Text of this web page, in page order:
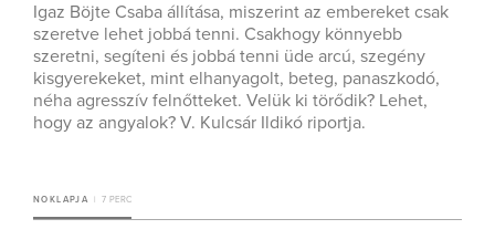
Igaz Böjte Csaba állítása, miszerint az embereket csak
szeretve lehet jobbá tenni. Csakhogy könnyebb
szeretni, segíteni és jobbá tenni üde arcú, szegény
kisgyerekeket, mint elhanyagolt, beteg, panaszkodó,
néha agresszív felnőtteket. Velük ki törődik? Lehet,
hogy az angyalok? V. Kulcsár Ildikó riportja.
NOKLAPJA 7 PERC